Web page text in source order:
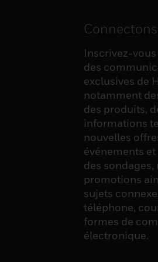
Inscrivez-
des
exclusives de
notamment
des produits,
informations
nouvelles
événements et
des sondages,
promotions
sujets
téléphone,
formes de
électronique.